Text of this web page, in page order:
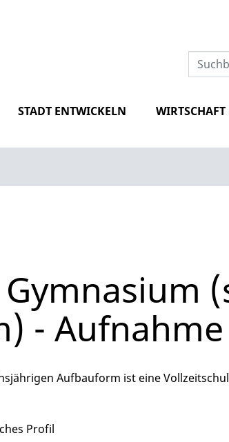
STADT ENTWICKELN
-
Aufbauform ist eine
Profil